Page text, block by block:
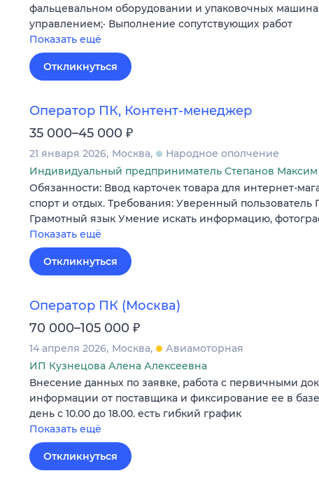
фальцевальном оборудовании и упаковочных
управлением;· Выполнение сопутствующих работ
Показать ещё
Откликнуться
Оператор ПК, Контент-менеджер
35 000–45 000 ₽
21 января 2026 Москва
Народное ополчение
Индивидуальный предприниматель Степанов
Обязанности: Ввод карточек товара для интернет-
спорт и отдых. Требования: Уверенный пользователь
Грамотный язык Умение искать информацию,
Показать ещё
Откликнуться
Оператор ПК (Москва)
70 000–105 000 ₽
14 апреля 2026 Москва
Авиамоторная
ИП Кузнецова Алена Алексеевна
Внесение данных по заявке, работа с первичными
информации от поставщика и фиксирование ее в
день с 10.00 до 18.00. есть гибкий график
Показать ещё
Откликнуться